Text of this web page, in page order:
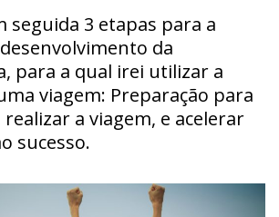
seguida 3 etapas para a
da
para a qual irei utilizar a
viagem: Preparação para
realizar a viagem, e acelerar
sucesso.